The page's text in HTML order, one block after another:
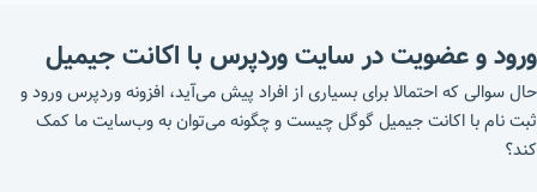
ورود و عضویت در سایت وردپرس با اکانت جیمیل
حال سوالی که احتمالا برای بسیاری از افراد پیش می‌آید، افزونه وردپرس ورود و
ثبت نام با اکانت جیمیل گوگل چیست و چگونه می‌توان به وب‌سایت ما کمک
کند؟